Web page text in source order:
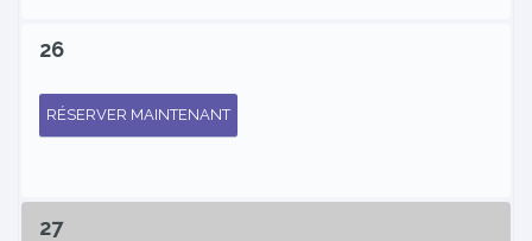
26
RÉSERVER MAINTENANT
27